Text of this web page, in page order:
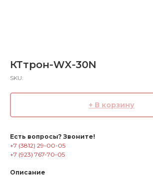
КТтрон-WX-30N
SKU:
+ В корзину
Есть вопросы? Звоните!
+7 (3812) 29-00-05
+7 (923) 767-70-05
Описание